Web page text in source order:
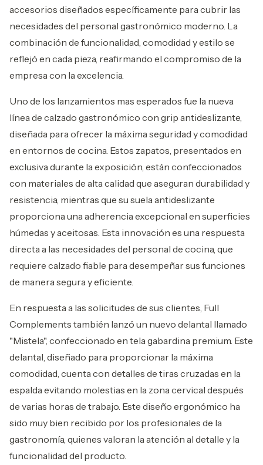
accesorios diseñados específicamente para cubrir las
necesidades del personal gastronómico moderno. La
combinación de funcionalidad, comodidad y estilo se
reflejó en cada pieza, reafirmando el compromiso de la
empresa con la excelencia.
Uno de los lanzamientos mas esperados fue la nueva
línea de calzado gastronómico con grip antideslizante,
diseñada para ofrecer la máxima seguridad y comodidad
en entornos de cocina. Estos zapatos, presentados en
exclusiva durante la exposición, están confeccionados
con materiales de alta calidad que aseguran durabilidad y
resistencia, mientras que su suela antideslizante
proporciona una adherencia excepcional en superficies
húmedas y aceitosas. Esta innovación es una respuesta
directa a las necesidades del personal de cocina, que
requiere calzado fiable para desempeñar sus funciones
de manera segura y eficiente.
En respuesta a las solicitudes de sus clientes, Full
Complements también lanzó un nuevo delantal llamado
"Mistela", confeccionado en tela gabardina premium. Este
delantal, diseñado para proporcionar la máxima
comodidad, cuenta con detalles de tiras cruzadas en la
espalda evitando molestias en la zona cervical después
de varias horas de trabajo. Este diseño ergonómico ha
sido muy bien recibido por los profesionales de la
gastronomía, quienes valoran la atención al detalle y la
funcionalidad del producto.